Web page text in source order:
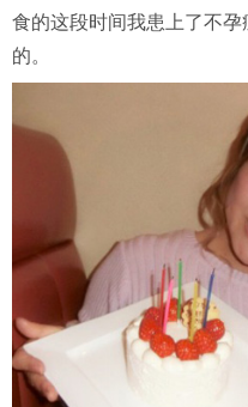
食的这段时间我患上了不
的。